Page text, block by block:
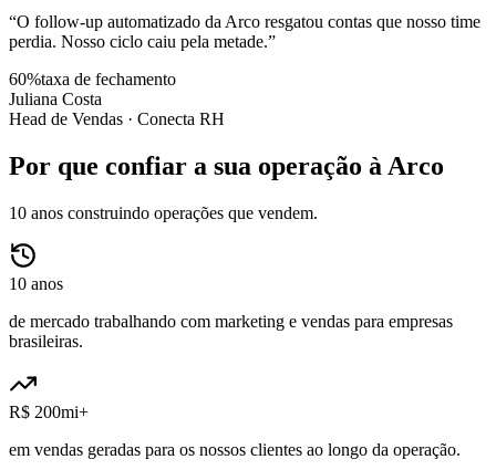
“O follow-up automatizado da Arco resgatou contas que nosso time
perdia. Nosso ciclo caiu pela metade.”
60%taxa de fechamento
Juliana Costa
Head de Vendas · Conecta RH
Por que confiar a sua operação à Arco
10 anos construindo operações que vendem.
10 anos
de mercado trabalhando com marketing e vendas para empresas
brasileiras.
R$ 200mi+
em vendas geradas para os nossos clientes ao longo da operação.